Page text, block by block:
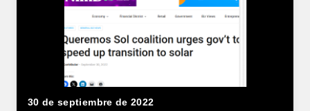
30 de septiembre de 2022